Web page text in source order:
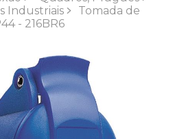
Industriais
Tomada de
- 216BR6